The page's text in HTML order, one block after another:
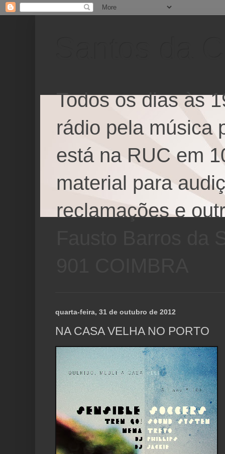
Todos os dias às
rádio pela música
está na RUC em
material para
reclamações e
quarta-feira, 31 de outubro de 2012
NA CASA VELHA NO PORTO